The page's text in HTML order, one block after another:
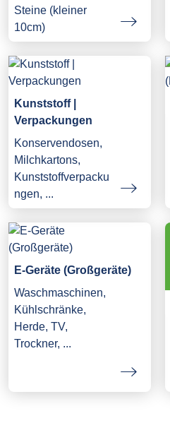
Steine (kleiner
10cm)
Kunststoff |
Verpackungen
Konservendosen,
Milchkartons,
Kunststoffverpacku
ngen, ...
E-Geräte (Großgeräte)
Waschmaschinen,
Kühlschränke,
Herde, TV,
Trockner, ...